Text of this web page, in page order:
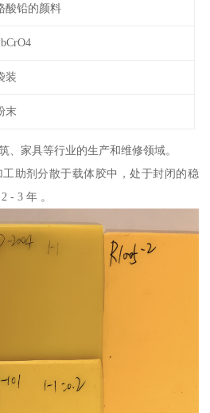
酸铅的颜料
装
末
、家具等行业的生产和维修领域。
助剂分散于载体胶中，处于封闭的稳
- 3 年 。